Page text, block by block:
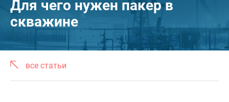
Для чего нужен пакер в
скважине
все статьи